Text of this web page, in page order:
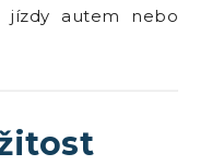
jízdy autem nebo